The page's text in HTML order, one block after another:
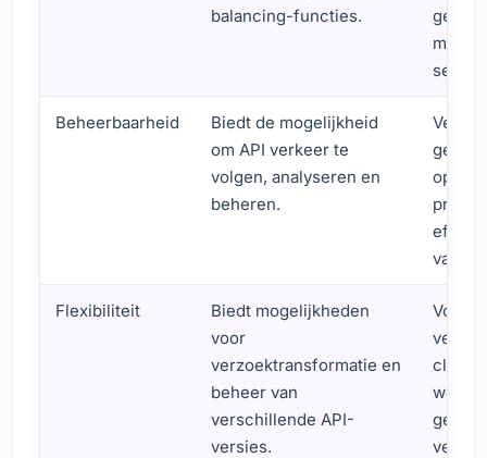
balancing-functies.
minder
Beheerbaarheid
Biedt de mogelijkheid
om API verkeer te
volgen, analyseren en
beheren.
van
Flexibiliteit
Biedt mogelijkheden
voor
verzoektransformatie en
beheer van
verschillende API-
versies.
werk